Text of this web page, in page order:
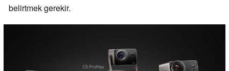
belirtmek gerekir.